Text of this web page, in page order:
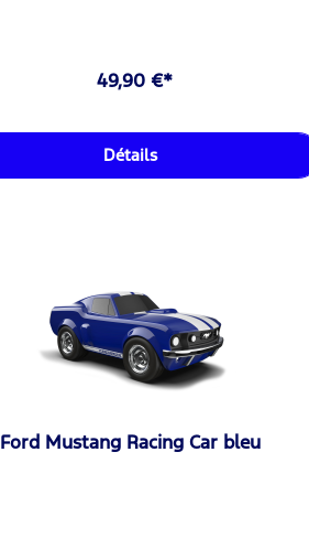
49,90 €*
Détails
Ford Mustang Racing Car bleu